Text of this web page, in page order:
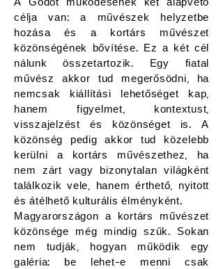
A Godot működésének két alapvető
célja van: a művészek helyzetbe
hozása és a kortárs művészet
közönségének bővítése. Ez a két cél
nálunk összetartozik. Egy fiatal
művész akkor tud megerősödni, ha
nemcsak kiállítási lehetőséget kap,
hanem figyelmet, kontextust,
visszajelzést és közönséget is. A
közönség pedig akkor tud közelebb
kerülni a kortárs művészethez, ha
nem zárt vagy bizonytalan világként
találkozik vele, hanem érthető, nyitott
és átélhető kulturális élményként.
Magyarországon a kortárs művészet
közönsége még mindig szűk. Sokan
nem tudják, hogyan működik egy
galéria: be lehet-e menni csak